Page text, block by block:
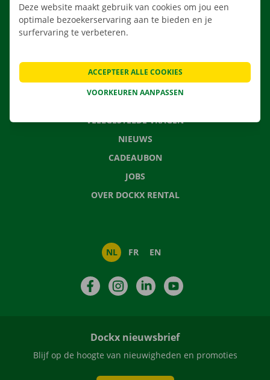
LOCATIES
APP
VEELGESTELDE VRAGEN
NIEUWS
CADEAUBON
JOBS
OVER DOCKX RENTAL
NL FR EN
FacebookInstagramLinkedIn
Dockx nieuwsbrief
Blijf op de hoogte van nieuwigheden en promoties
Deze website maakt gebruik van cookies om jou een
optimale bezoekerservaring aan te bieden en je
surfervaring te verbeteren.
VOORKEUREN AANPASSEN
ACCEPTEER ALLE COOKIES